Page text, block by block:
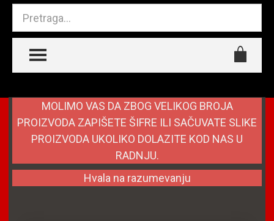
TOGGLE MENU
MOLIMO VAS DA ZBOG VELIKOG BROJA
PROIZVODA ZAPIŠETE ŠIFRE ILI SAČUVATE SLIKE
PROIZVODA UKOLIKO DOLAZITE KOD NAS U
RADNJU.
Hvala na razumevanju